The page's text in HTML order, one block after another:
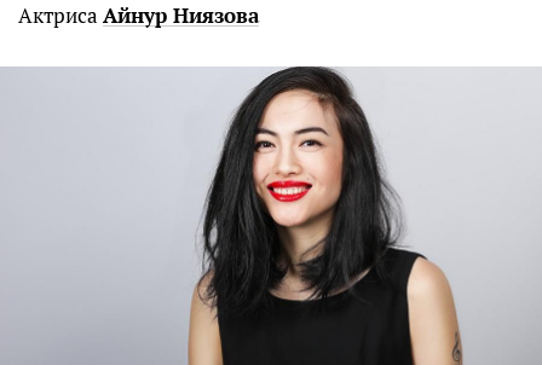
Актриса Айнур Ниязова